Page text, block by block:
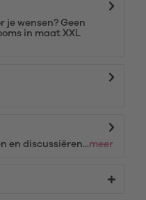
je wensen? Geen
in maat XXL
en discussiëren...meer